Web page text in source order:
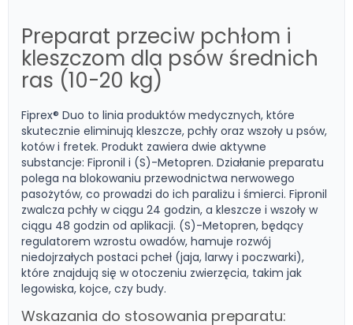
Preparat przeciw pchłom i
kleszczom dla psów średnich
ras (10-20 kg)
Fiprex® Duo to linia produktów medycznych, które
skutecznie eliminują kleszcze, pchły oraz wszoły u psów,
kotów i fretek. Produkt zawiera dwie aktywne
substancje: Fipronil i (S)-Metopren. Działanie preparatu
polega na blokowaniu przewodnictwa nerwowego
pasożytów, co prowadzi do ich paraliżu i śmierci. Fipronil
zwalcza pchły w ciągu 24 godzin, a kleszcze i wszoły w
ciągu 48 godzin od aplikacji. (S)-Metopren, będący
regulatorem wzrostu owadów, hamuje rozwój
niedojrzałych postaci pcheł (jaja, larwy i poczwarki),
które znajdują się w otoczeniu zwierzęcia, takim jak
legowiska, kojce, czy budy.
Wskazania do stosowania preparatu: